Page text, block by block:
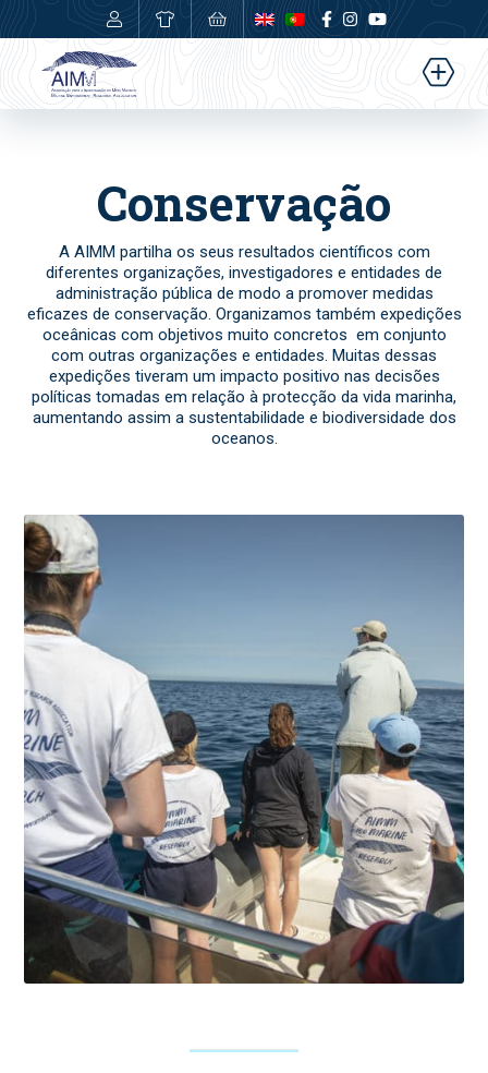
Conservação
A AIMM partilha os seus resultados científicos com
diferentes organizações, investigadores e entidades de
administração pública de modo a promover medidas
eficazes de conservação. Organizamos também expedições
oceânicas com objetivos muito concretos em conjunto
com outras organizações e entidades. Muitas dessas
expedições tiveram um impacto positivo nas decisões
políticas tomadas em relação à protecção da vida marinha,
aumentando assim a sustentabilidade e biodiversidade dos
oceanos.